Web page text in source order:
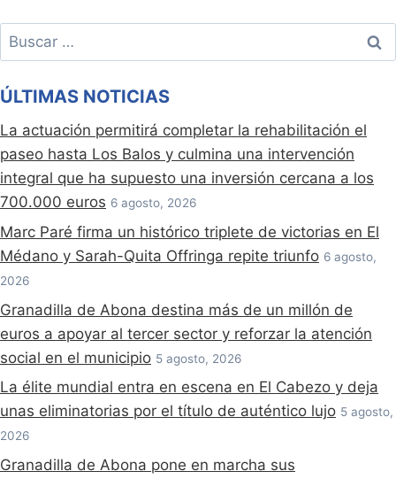
Buscar:
ÚLTIMAS NOTICIAS
La actuación permitirá completar la rehabilitación el
paseo hasta Los Balos y culmina una intervención
integral que ha supuesto una inversión cercana a los
700.000 euros 6 agosto, 2026
Marc Paré firma un histórico triplete de victorias en El
Médano y Sarah-Quita Offringa repite triunfo 6 agosto,
2026
Granadilla de Abona destina más de un millón de
euros a apoyar al tercer sector y reforzar la atención
social en el municipio 5 agosto, 2026
La élite mundial entra en escena en El Cabezo y deja
unas eliminatorias por el título de auténtico lujo 5 agosto,
2026
Granadilla de Abona pone en marcha sus